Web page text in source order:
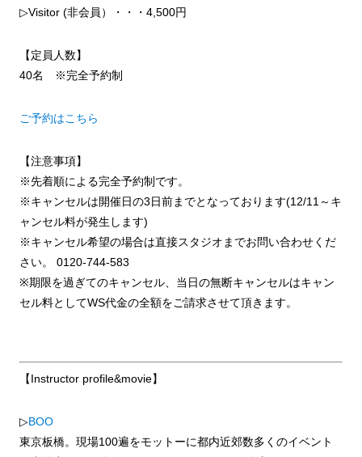
▷Visitor (非会員）・・・4,500円
【定員人数】
40名 ※完全予約制
ご予約はこちら
【注意事項】
※先着順による完全予約制です。
※キャンセルは開催日の3日前までとなっております(12/11～キ
ャンセル料が発生します)
※キャンセル希望の場合は直接スタジオまでお問い合わせくだ
さい。
0120-744-583
※期限を過ぎてのキャンセル、当日の無断キャンセルはキャン
セル料としてWS代金の全額をご請求させて頂きます。
【Instructor profile&movie】
▷BOO
東京板橋。現場100遍をモットーに都内近郊数多くのイベント